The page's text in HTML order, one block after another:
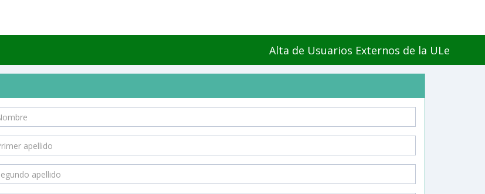
Alta de Usuarios Externos de la ULe